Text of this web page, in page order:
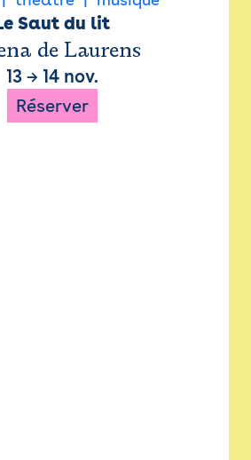
Saut du lit
de Laurens
13 → 14 nov.
Réserver